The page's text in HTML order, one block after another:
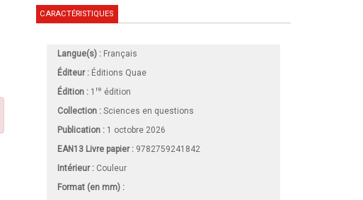
CARACTÉRISTIQUES
Langue(s) : Français
Éditeur : Éditions Quae
Édition : 1 re édition
Collection : Sciences en questions
Publication : 1 octobre 2026
EAN13 Livre papier : 9782759241842
Intérieur : Couleur
Format (en mm) :